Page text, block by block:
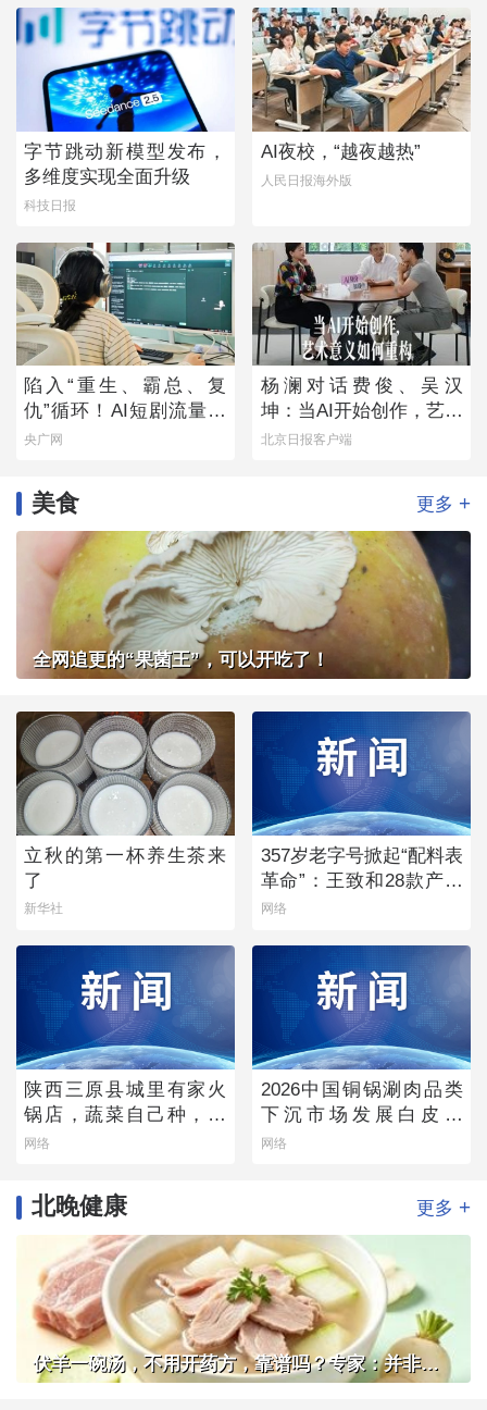
字节跳动新模型发布，
多维度实现全面升级
科技日报
AI夜校，“越夜越热”
人民日报海外版
陷入“重生、霸总、复
仇”循环！AI短剧流量狂
欢背后
央广网
杨澜对话费俊、吴汉
坤：当AI开始创作，艺术
意义如何重构
北京日报客户端
美食 更多 +
全网追更的“果菌王”，可以开吃了！
立秋的第一杯养生茶来
了
新华社
357岁老字号掀起“配料表
革命”：王致和28款产品
获清洁标签0级评价
网络
陕西三原县城里有家火
锅店，蔬菜自己种，羊
肉从盐池拉，毛肚当天
网络
2026中国铜锅涮肉品类
下沉市场发展白皮书
——老北京味道的县域
网络
北晚健康 更多 +
伏羊一碗汤，不用开药方，靠谱吗？专家：并非人人适用